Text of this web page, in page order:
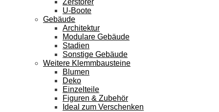
Zerstörer
U-Boote
Gebäude
Architektur
Modulare Gebäude
Stadien
Sonstige Gebäude
Weitere Klemmbausteine
Blumen
Deko
Einzelteile
Figuren & Zubehör
Ideal zum Verschenken